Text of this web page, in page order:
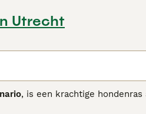
Utrecht
, is een krachtige